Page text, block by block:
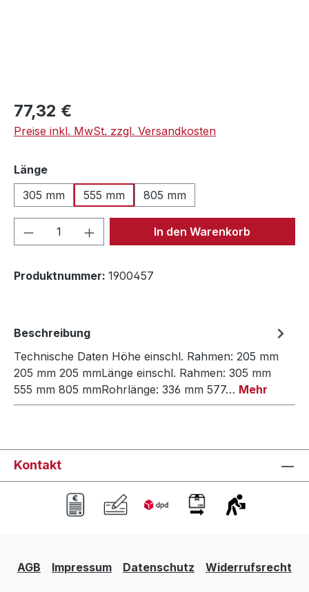
Regulärer Preis:
77,32 €
Preise inkl. MwSt. zzgl. Versandkosten
Längeauswählen
305 mm
555 mm 805 mm
Produkt Anzahl: Gib denIn den Warenkorb
Produktnummer: 1900457
Beschreibung
Technische Daten Höhe einschl. Rahmen: 205 mm
205 mm 205 mmLänge einschl. Rahmen: 305 mm
555 mm 805 mmRohrlänge: 336 mm 577… Mehr
Kontakt
AGB Impressum Datenschutz Widerrufsrecht